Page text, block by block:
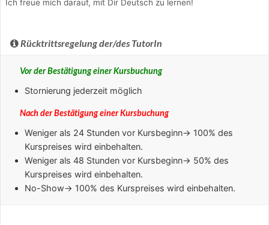
Ich freue mich darauf, mit Dir Deutsch zu lernen!
Rücktrittsregelung der/des TutorIn
Vor der Bestätigung einer Kursbuchung
Stornierung jederzeit möglich
Nach der Bestätigung einer Kursbuchung
Weniger als 24 Stunden vor Kursbeginn→ 100% des
Kurspreises wird einbehalten.
Weniger als 48 Stunden vor Kursbeginn→ 50% des
Kurspreises wird einbehalten.
No-Show→ 100% des Kurspreises wird einbehalten.